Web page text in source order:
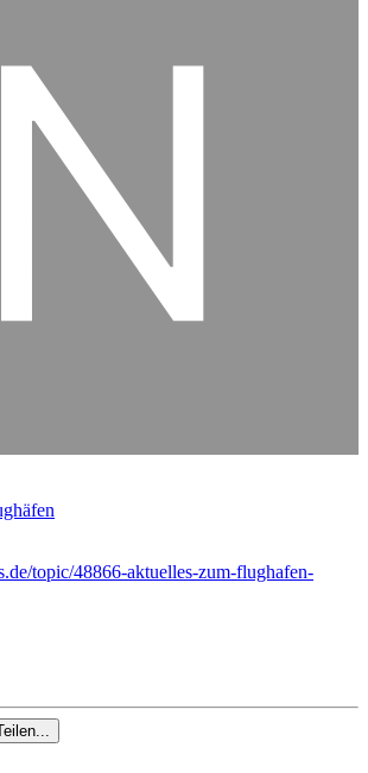
topic/48866-aktuelles-zum-flughafen-